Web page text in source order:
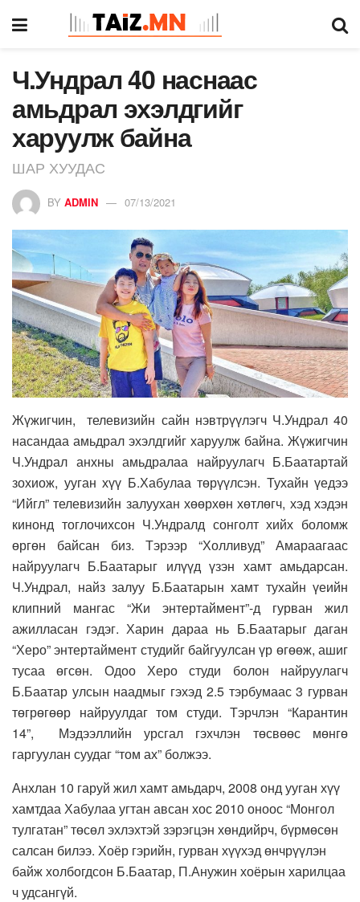
Ч.Ундрал 40 наснаас
амьдрал эхэлдгийг
харуулж байна
ШАР ХУУДАС
BY ADMIN 07/13/2021
Жүжигчин, телевизийн сайн нэвтрүүлэгч Ч.Ундрал 40
насандаа амьдрал эхэлдгийг харуулж байна. Жүжигчин
Ч.Ундрал анхны амьдралаа найруулагч Б.Баатартай
зохиож, ууган хүү Б.Хабулаа төрүүлсэн. Тухайн үедээ
“Ийгл” телевизийн залуухан хөөрхөн хөтлөгч, хэд хэдэн
кинонд тоглочихсон Ч.Ундралд сонголт хийх боломж
өргөн байсан биз. Тэрээр “Холливуд” Амараагаас
найруулагч Б.Баатарыг илүүд үзэн хамт амьдарсан.
Ч.Ундрал, найз залуу Б.Баатарын хамт тухайн үеийн
клипний мангас “Жи энтертаймент”-д гурван жил
ажилласан гэдэг. Харин дараа нь Б.Баатарыг даган
“Херо” энтертаймент студийг байгуулсан үр өгөөж, ашиг
тусаа өгсөн. Одоо Херо студи болон найруулагч
Б.Баатар улсын наадмыг гэхэд 2.5 тэрбумаас 3 гурван
төгрөгөөр найруулдаг том студи. Тэрчлэн “Карантин
14”, Мэдээллийн урсгал гэхчлэн төсвөөс мөнгө
гаргуулан суудаг “том ах” болжээ.
Анхлан 10 гаруй жил хамт амьдарч, 2008 онд ууган хүү
хамтдаа Хабулаа угтан авсан хос 2010 оноос “Монгол
тулгатан” төсөл эхлэхтэй зэрэгцэн хөндийрч, бүрмөсөн
салсан билээ. Хоёр гэрийн, гурван хүүхэд өнчрүүлэн
байж холбогдсон Б.Баатар, П.Анужин хоёрын харилцаа
ч удсангүй.